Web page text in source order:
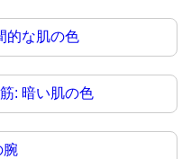
的な肌の色
: 暗い肌の色
腕